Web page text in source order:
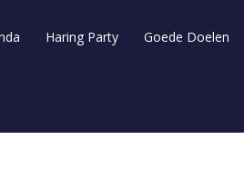
Haring Party Goede Doelen